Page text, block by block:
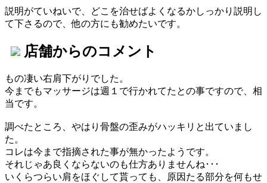
説明がていねいで、どこを治せばよくなるかしっかり説明し
て下さるので、他の方にも勧めたいです。
店舗からのコメント
もの凄い右肩下がりでした。
今までもマッサージは週１で行かれてたとの事ですので、相
当です。
調べたところ、やはり骨盤の歪みがハッキリと出ていまし
た。
コレは今まで指摘された事が無かったようです。
それじゃあ良くならないのも仕方ありませんね･･･
いくらつらい肩をほぐして貰っても、原因たる部分を何もせ